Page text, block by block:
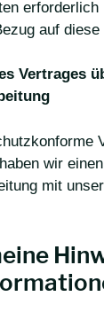
erforderlich
auf diese
Vertrages
wir
mit